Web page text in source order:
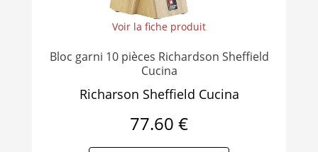
Voir la fiche produit
Bloc garni 10 pièces Richardson Sheffield
Cucina
Richarson Sheffield Cucina
77.60 €